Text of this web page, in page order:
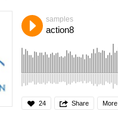
samples
action8
24 Share More